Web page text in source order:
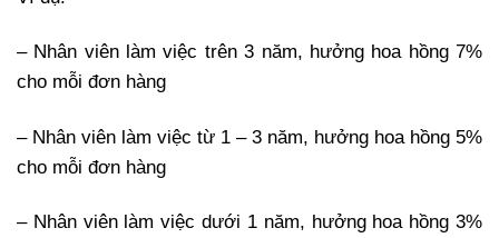
– Nhân viên làm việc trên 3 năm, hưởng hoa hồng 7%
cho mỗi đơn hàng
– Nhân viên làm việc từ 1 – 3 năm, hưởng hoa hồng 5%
cho mỗi đơn hàng
– Nhân viên làm việc dưới 1 năm, hưởng hoa hồng 3%